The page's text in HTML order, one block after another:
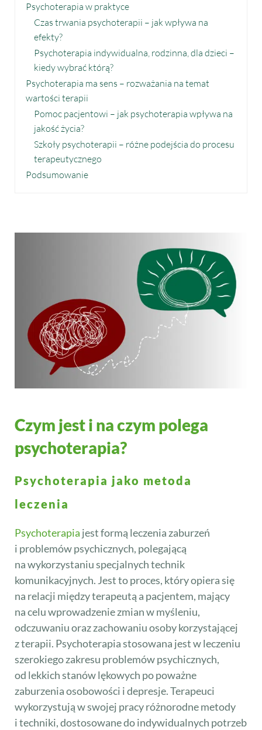
Psychoterapia w praktyce
Czas trwania psychoterapii – jak wpływa na
efekty?
Psychoterapia indywidualna, rodzinna, dla dzieci –
kiedy wybrać którą?
Psychoterapia ma sens – rozważania na temat
wartości terapii
Pomoc pacjentowi – jak psychoterapia wpływa na
jakość życia?
Szkoły psychoterapii – różne podejścia do procesu
terapeutycznego
Podsumowanie
Czym jest i na czym polega
psychoterapia?
Psychoterapia jako metoda
leczenia
Psychoterapia jest formą leczenia zaburzeń
i problemów psychicznych, polegającą
na wykorzystaniu specjalnych technik
komunikacyjnych. Jest to proces, który opiera się
na relacji między terapeutą a pacjentem, mający
na celu wprowadzenie zmian w myśleniu,
odczuwaniu oraz zachowaniu osoby korzystającej
z terapii. Psychoterapia stosowana jest w leczeniu
szerokiego zakresu problemów psychicznych,
od lekkich stanów lękowych po poważne
zaburzenia osobowości i depresje. Terapeuci
wykorzystują w swojej pracy różnorodne metody
i techniki, dostosowane do indywidualnych potrzeb